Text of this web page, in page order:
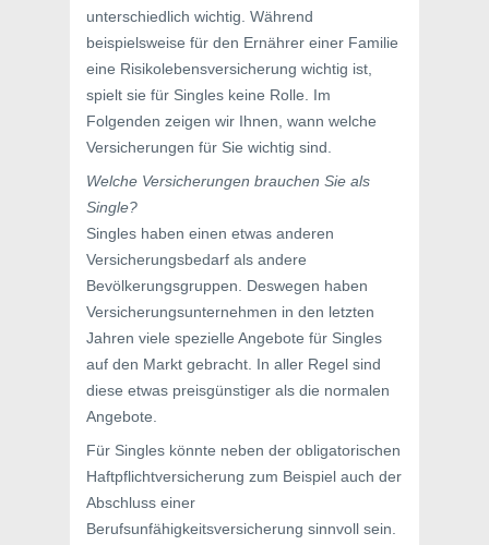
unterschiedlich wichtig. Während
beispielsweise für den Ernährer einer Familie
eine Risikolebensversicherung wichtig ist,
spielt sie für Singles keine Rolle. Im
Folgenden zeigen wir Ihnen, wann welche
Versicherungen für Sie wichtig sind.
Welche Versicherungen brauchen Sie als
Single?
Singles haben einen etwas anderen
Versicherungsbedarf als andere
Bevölkerungsgruppen. Deswegen haben
Versicherungsunternehmen in den letzten
Jahren viele spezielle Angebote für Singles
auf den Markt gebracht. In aller Regel sind
diese etwas preisgünstiger als die normalen
Angebote.
Für Singles könnte neben der obligatorischen
Haftpflichtversicherung zum Beispiel auch der
Abschluss einer
Berufsunfähigkeitsversicherung sinnvoll sein.